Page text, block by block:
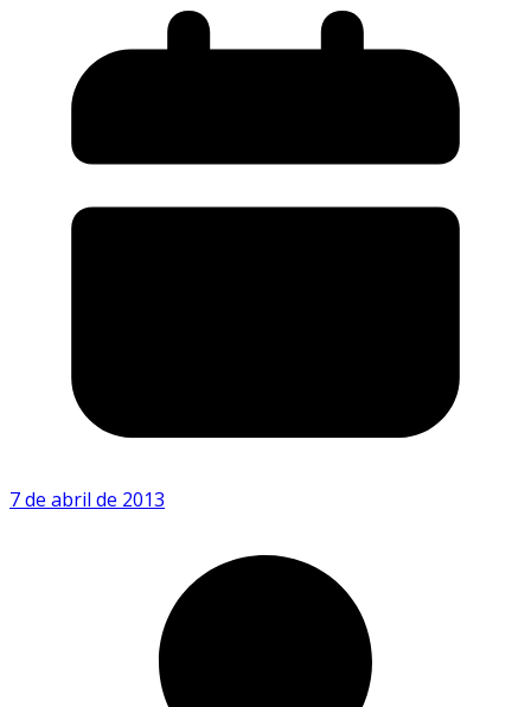
7 de abril de 2013